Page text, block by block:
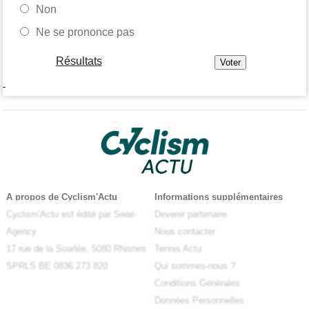
Non
Ne se prononce pas
Résultats
-
A propos de Cyclism'Actu
Cyclism'Actu est édité par Swar-
Agency
17 rue de la Suarlée, 5080 Rhisnes
SPRLS BE 0836.273.820
Informations supplémentaires
Devenir partenaire
Nous contacter
Tennis Actu
Qui sommes-nous ?
Conditions Générales
Données Personnelles